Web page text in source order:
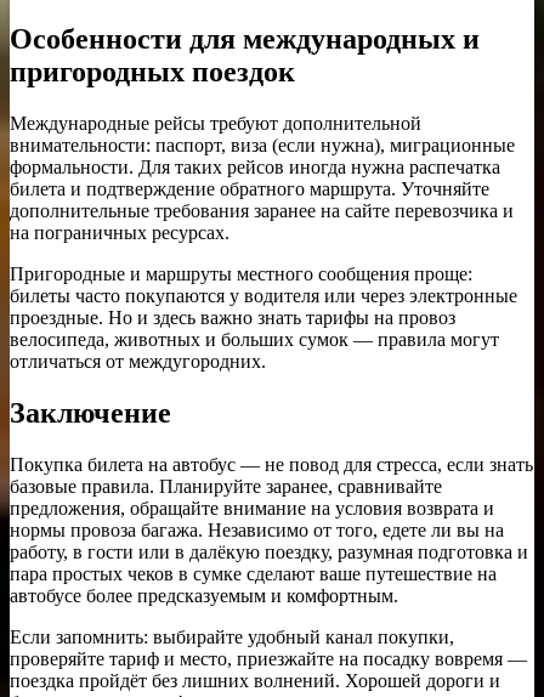
Особенности для международных и
пригородных поездок
Международные рейсы требуют дополнительной
внимательности: паспорт, виза (если нужна), миграционные
формальности. Для таких рейсов иногда нужна распечатка
билета и подтверждение обратного маршрута. Уточняйте
дополнительные требования заранее на сайте перевозчика и
на пограничных ресурсах.
Пригородные и маршруты местного сообщения проще:
билеты часто покупаются у водителя или через электронные
проездные. Но и здесь важно знать тарифы на провоз
велосипеда, животных и больших сумок — правила могут
отличаться от междугородних.
Заключение
Покупка билета на автобус — не повод для стресса, если знать
базовые правила. Планируйте заранее, сравнивайте
предложения, обращайте внимание на условия возврата и
нормы провоза багажа. Независимо от того, едете ли вы на
работу, в гости или в далёкую поездку, разумная подготовка и
пара простых чеков в сумке сделают ваше путешествие на
автобусе более предсказуемым и комфортным.
Если запомнить: выбирайте удобный канал покупки,
проверяйте тариф и место, приезжайте на посадку вовремя —
поездка пройдёт без лишних волнений. Хорошей дороги и